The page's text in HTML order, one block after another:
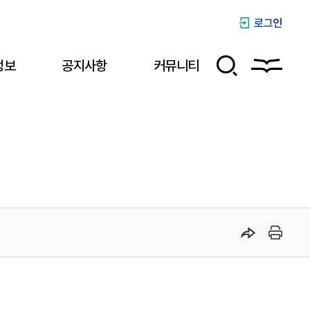
로그인
보 공지사항 커뮤니티